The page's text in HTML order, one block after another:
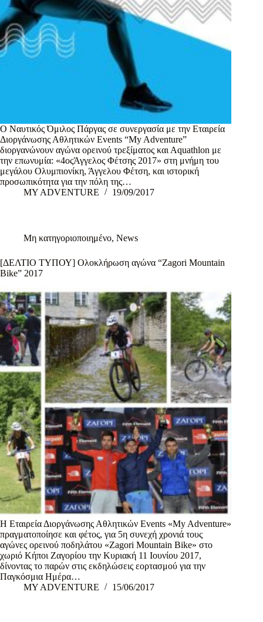
O Ναυτικός Όμιλος Πάργας σε συνεργασία με την Εταιρεία
Διοργάνωσης Αθλητικών Events “My Adventure”
διοργανώνουν αγώνα ορεινού τρεξίματος και Αquathlon με
την επωνυμία: «4οςΆγγελος Φέτσης 2017» στη μνήμη του
μεγάλου Ολυμπιονίκη, Άγγελου Φέτση, και ιστορική
προσωπικότητα για την πόλη της…
MY ADVENTURE
19/09/2017
Μη κατηγοριοποιημένο, News
[ΔΕΛΤΙΟ ΤΥΠΟΥ] Ολοκλήρωση αγώνα “Zagori Mountain
Bike” 2017
Η Εταιρεία Διοργάνωσης Αθλητικών Events «My Adventure»
πραγματοποίησε και φέτος, για 5η συνεχή χρονιά τους
αγώνες ορεινού ποδηλάτου «Zagori Mountain Bike» στο
χωριό Κήποι Ζαγορίου την Κυριακή 11 Ιουνίου 2017,
δίνοντας το παρών στις εκδηλώσεις εορτασμού για την
Παγκόσμια Ημέρα…
MY ADVENTURE
15/06/2017